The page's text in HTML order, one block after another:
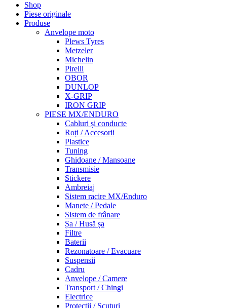
Shop
Piese originale
Produse
Anvelope moto
Plews Tyres
Metzeler
Michelin
Pirelli
OBOR
DUNLOP
X-GRIP
IRON GRIP
PIESE MX/ENDURO
Cabluri și conducte
Roți / Accesorii
Plastice
Tuning
Ghidoane / Mansoane
Transmisie
Stickere
Ambreiaj
Sistem racire MX/Enduro
Manete / Pedale
Sistem de frânare
Șa / Husă șa
Filtre
Baterii
Rezonatoare / Evacuare
Suspensii
Cadru
Anvelope / Camere
Transport / Chingi
Electrice
Protecții / Scuturi